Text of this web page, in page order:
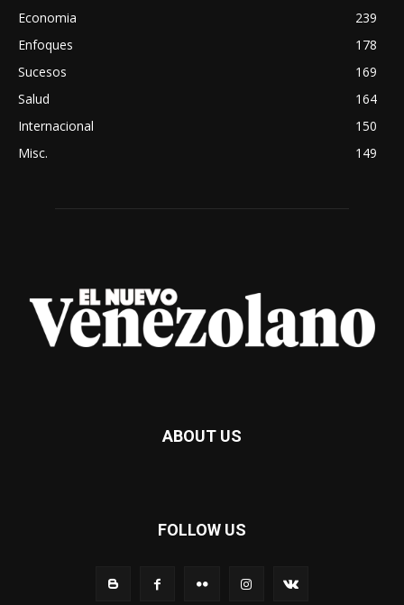
Economia
239
Enfoques
178
Sucesos
169
Salud
164
Internacional
150
Misc.
149
ABOUT US
FOLLOW US